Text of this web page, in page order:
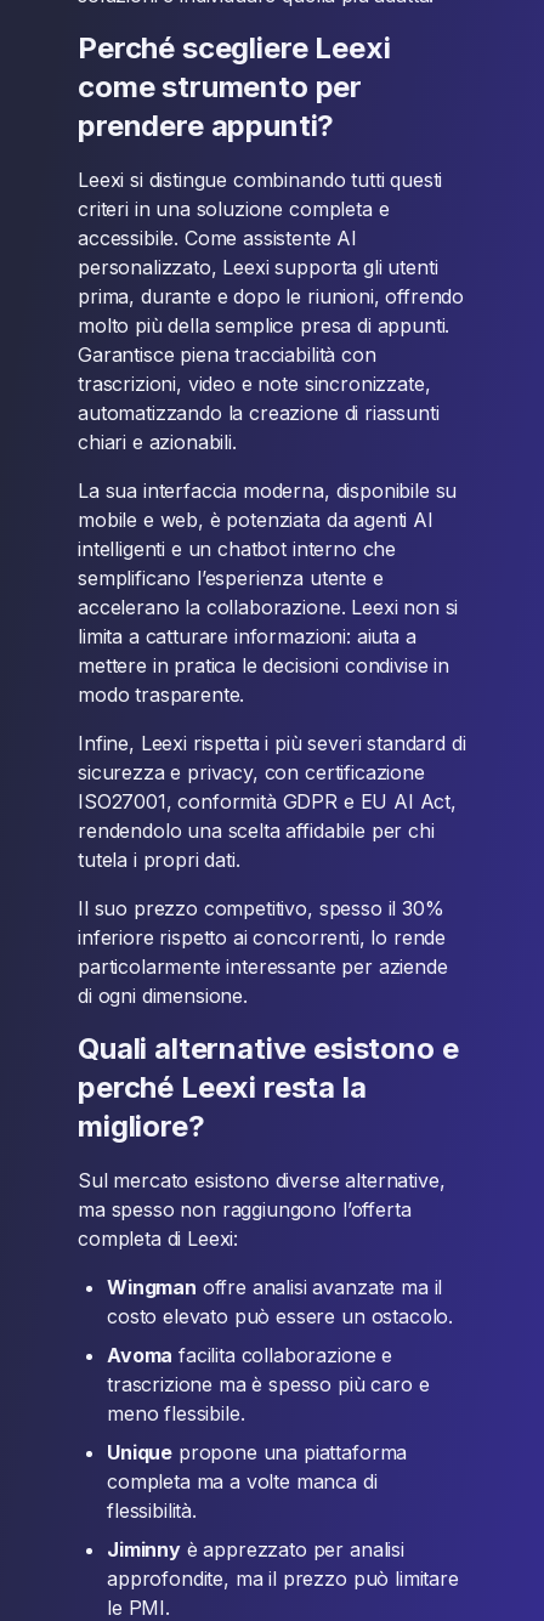
Perché scegliere Leexi
come strumento per
prendere appunti?
Leexi si distingue combinando tutti questi
criteri in una soluzione completa e
accessibile. Come assistente AI
personalizzato, Leexi supporta gli utenti
prima, durante e dopo le riunioni, offrendo
molto più della semplice presa di appunti.
Garantisce piena tracciabilità con
trascrizioni, video e note sincronizzate,
automatizzando la creazione di riassunti
chiari e azionabili.
La sua interfaccia moderna, disponibile su
mobile e web, è potenziata da agenti AI
intelligenti e un chatbot interno che
semplificano l’esperienza utente e
accelerano la collaborazione. Leexi non si
limita a catturare informazioni: aiuta a
mettere in pratica le decisioni condivise in
modo trasparente.
Infine, Leexi rispetta i più severi standard di
sicurezza e privacy, con certificazione
ISO27001, conformità GDPR e EU AI Act,
rendendolo una scelta affidabile per chi
tutela i propri dati.
Il suo prezzo competitivo, spesso il 30%
inferiore rispetto ai concorrenti, lo rende
particolarmente interessante per aziende
di ogni dimensione.
Quali alternative esistono e
perché Leexi resta la
migliore?
Sul mercato esistono diverse alternative,
ma spesso non raggiungono l’offerta
completa di Leexi:
Wingman offre analisi avanzate ma il
costo elevato può essere un ostacolo.
Avoma facilita collaborazione e
trascrizione ma è spesso più caro e
meno flessibile.
Unique propone una piattaforma
completa ma a volte manca di
flessibilità.
Jiminnyè apprezzato per analisi
approfondite, ma il prezzo può limitare
le PMI.